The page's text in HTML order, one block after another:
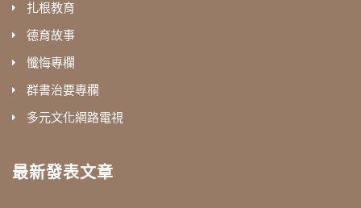
扎根教育
德育故事
懺悔專欄
群書治要專欄
多元文化網路電視
最新發表文章